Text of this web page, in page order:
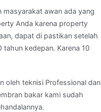
masyarakat awan ada yang
Anda karena property
dapat di pastikan setelah
kedepan. Karena 10
oleh teknisi Professional dan
bakar kami sudah